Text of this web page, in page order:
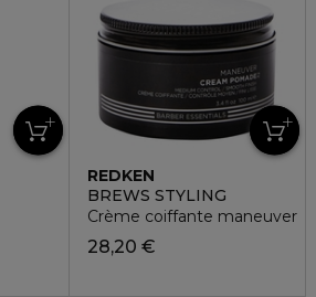
REDKEN
BREWS STYLING
Crème coiffante maneuver
28,20 €